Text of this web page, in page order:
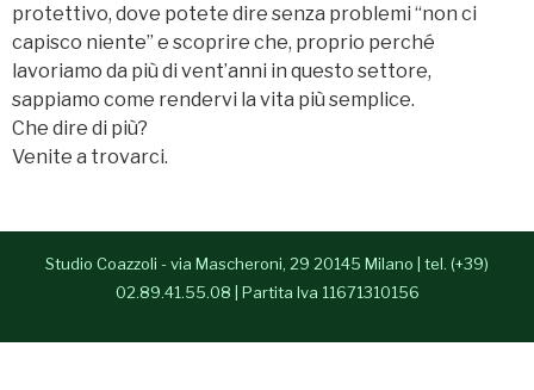
Italiano
protettivo, dove potete dire senza problemi “non ci
capisco niente” e scoprire che, proprio perché
lavoriamo da più di vent’anni in questo settore,
sappiamo come rendervi la vita più semplice.
Che dire di più?
Venite a trovarci.
Studio Coazzoli - via Mascheroni, 29 20145 Milano | tel. (+39)
02.89.41.55.08 | Partita Iva 11671310156